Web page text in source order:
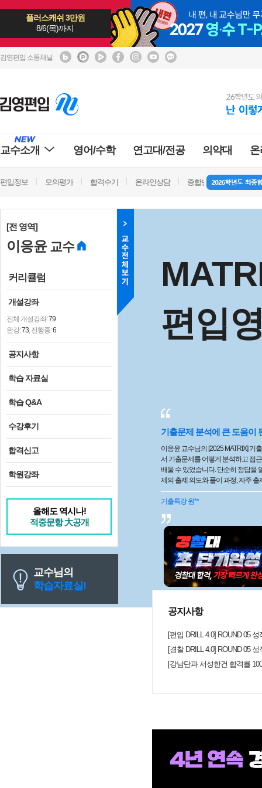
플러스캐쉬 3만원
8/6(목)까지
김영편입 소통채널
교수소개 영어/수학 연고대/전공 의약대
편입정보 모의평가 합격수기 온라인상담 종합반 방문상담
[전 영역]
이응윤교수
커리큘럼
개설강좌
전체 개설강좌:79
완강:73, 진행중:6
공지사항
학습 자료실
학습 Q&A
수강후기
합격신고
학원강좌
올해도 역시나!
적중문항 大공개
교수님의
학습자료실!
편입
기출문제 분석에 큰 도움이
이응윤 교수님의 [2025 MATRIX] 기
서 기출문제를 어떻게 분석하고 접
배울 수 있었습니다. 단순히 정답을
제의 출제 의도와 풀이 과정, 자주
게 설명해 주셔서 이해가 훨씬 쉬웠습니다. 특히 중
과 빈출 유형을 중심으로 정리해 주
수 있었습니다. 혼자 공부할 때 놓치
게 짚어 주셔서 복습에도 효과적이었습니다. 편
비하는 수험생이라면 기출문제의
검하는 데 큰 도움이 되는 강의라고
복 수강하며 시험 대비에 적극 활용
기출특강 원**
공지사항